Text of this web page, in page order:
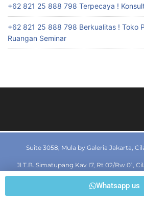
+62 821 25 888 798 Terpecaya !
+62 821 25 888 798 Berkualitas ! Toko
Ruangan Seminar
Suite 3058, Mula by Galeria Jakarta,
Jl T.B. Simatupang Kav I7, Rt 02/Rw 01,
Jakarta Selatan, Jakarta
Whatsapp us